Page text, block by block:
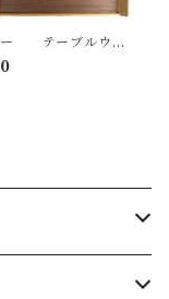
ー テーブルウェ
点物 オリジナル 無
ラル made in Japan